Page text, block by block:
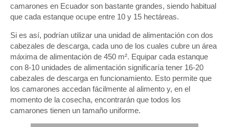
camarones en Ecuador son bastante grandes, siendo habitual
que cada estanque ocupe entre 10 y 15 hectáreas.
Si es así, podrían utilizar una unidad de alimentación con dos
cabezales de descarga, cada uno de los cuales cubre un área
máxima de alimentación de 450 m². Equipar cada estanque
con 8-10 unidades de alimentación significaría tener 16-20
cabezales de descarga en funcionamiento. Esto permite que
los camarones accedan fácilmente al alimento y, en el
momento de la cosecha, encontrarán que todos los
camarones tienen un tamaño uniforme.